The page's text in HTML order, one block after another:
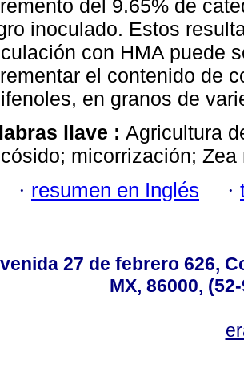
del 9.65% de
inoculado. Estos
con HMA puede
el contenido de
en granos de
llave : Agricultura
micorrización; Zea
· resumen en Inglés ·
27 de febrero 626,
MX, 86000,